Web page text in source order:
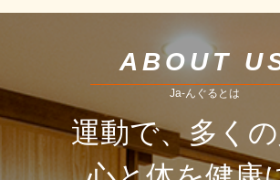
ABOUT
Ja-んぐるとは
運動で、多く